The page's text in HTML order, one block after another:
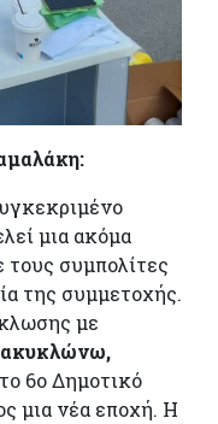
μια ακόμα
τους συμπολίτες
της συμμετοχής.
με
6ο Δημοτικό
μια νέα εποχή. Η